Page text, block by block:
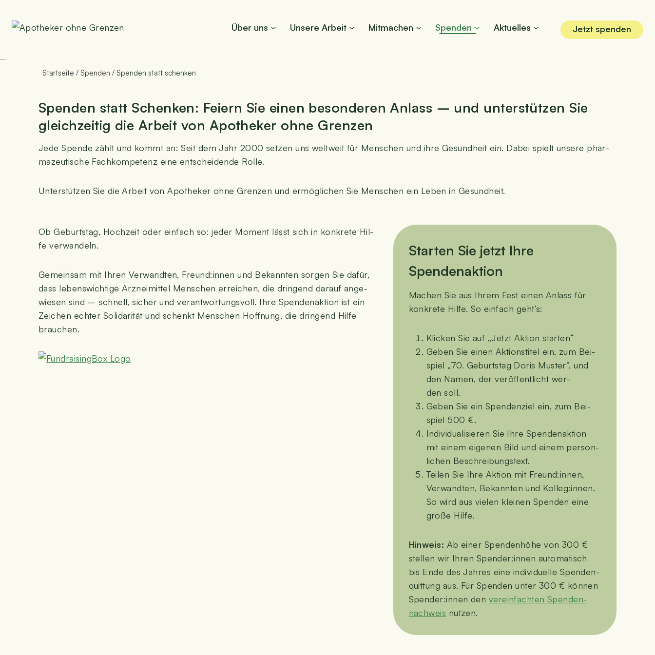
Inhalt
springen
Über uns Unse­re Arbeit Mit­ma­chen Spen­den Aktu­el­les Jetzt spenden
Startseite / Spen­den / Spen­den statt schenken
Spen­den statt Schen­ken: Fei­ern Sie einen beson­de­ren Anlass – und unter­stüt­zen Sie
gleich­zei­tig die Arbeit von Apo­the­ker ohne Grenzen
Jede Spen­de zählt und kommt an: Seit dem Jahr 2000 set­zen uns welt­weit für Men­schen und ihre Gesund­heit ein. Dabei spielt unse­re phar­
ma­zeu­ti­sche Fach­kom­pe­tenz eine ent­schei­den­de Rolle.
Unter­stüt­zen Sie die Arbeit von Apo­the­ker ohne Gren­zen und ermög­li­chen Sie Men­schen ein Leben in Gesundheit.
Ob Geburts­tag, Hoch­zeit oder ein­fach so: jeder Moment lässt sich in kon­kre­te Hil­
fe verwandeln.
Gemein­sam mit Ihren Ver­wand­ten, Freund:innen und Bekann­ten sor­gen Sie dafür,
dass lebens­wich­ti­ge Arz­nei­mit­tel Men­schen errei­chen, die drin­gend dar­auf ange­
wie­sen sind – schnell, sicher und ver­ant­wor­tungs­voll. Ihre Spen­den­ak­ti­on ist ein
Zei­chen ech­ter Soli­da­ri­tät und schenkt Men­schen Hoff­nung, die drin­gend Hil­fe
brauchen.
Star­ten Sie jetzt Ihre
Spendenaktion
Machen Sie aus Ihrem Fest einen Anlass für
kon­kre­te Hil­fe. So ein­fach geht’s:
Kli­cken Sie auf „Jetzt Akti­on starten“
Geben Sie einen Akti­ons­ti­tel ein, zum Bei­
spiel „70. Geburts­tag Doris Mus­ter“, und
den Namen, der ver­öf­fent­licht wer­
den soll.
Geben Sie ein Spen­den­ziel ein, zum Bei­
spiel 500 €.
Indi­vi­dua­li­sie­ren Sie Ihre Spen­den­ak­ti­on
mit einem eige­nen Bild und einem per­sön­
li­chen Beschreibungstext.
Tei­len Sie Ihre Akti­on mit Freund:innen,
Ver­wand­ten, Bekann­ten und Kolleg:innen.
So wird aus vie­len klei­nen Spen­den eine
gro­ße Hilfe.
Hin­weis: Ab einer Spen­den­hö­he von 300 €
stel­len wir Ihren Spender:innen auto­ma­tisch
bis Ende des Jah­res eine indi­vi­du­el­le Spen­den­
quit­tung aus. Für Spen­den unter 300 € kön­nen
Spender:innen den ver­ein­fach­ten Spen­den­
nach­weis nutzen.